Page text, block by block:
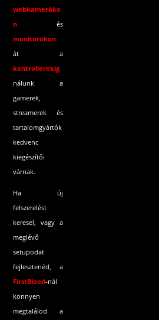
webkameráko
n és
monitorokon
át a
kontrollerekig
nálunk a
gamerek,
streamerek és
tartalomgyártók
kedvenc
kiegészítői
várnak.
Ha új
felszerelést
keresel, vagy a
meglévő
setupodat
fejlesztenéd, a
FirstBlood-nál
könnyen
megtalálod a